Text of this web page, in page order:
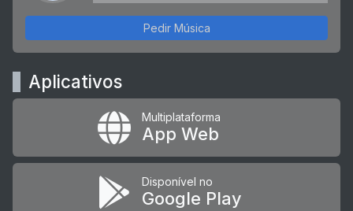
Pedir Música
Aplicativos
Multiplataforma
App Web
Disponível no
Google Play